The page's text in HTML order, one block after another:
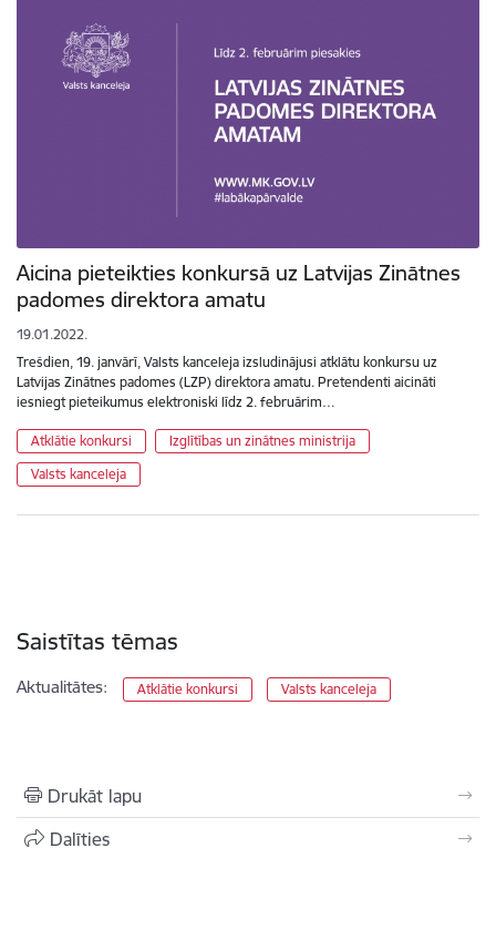
Aicina pieteikties konkursā uz Latvijas Zinātnes
padomes direktora amatu
19.01.2022.
Trešdien, 19. janvārī, Valsts kanceleja izsludinājusi atklātu konkursu uz
Latvijas Zinātnes padomes (LZP) direktora amatu. Pretendenti aicināti
iesniegt pieteikumus elektroniski līdz 2. februārim…
Atklātie konkursi
Izglītības un zinātnes ministrija
Valsts kanceleja
Saistītas tēmas
Aktualitātes: Atklātie konkursi Valsts kanceleja
Drukāt lapu
Dalīties